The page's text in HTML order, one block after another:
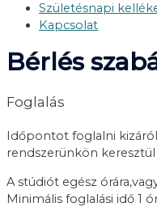
Születésnapi
Kapcsolat
Bérlés
Foglalás
Időpontot foglalni
rendszerünkön
A stúdiót egész
Minimális foglalási idő 1